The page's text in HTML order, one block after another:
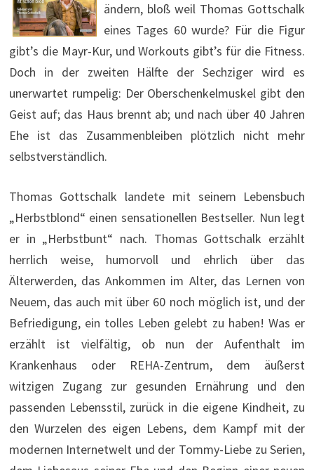
ändern, bloß weil Thomas Gottschalk
eines Tages 60 wurde? Für die Figur
gibt’s die Mayr-Kur, und Workouts gibt’s für die Fitness.
Doch in der zweiten Hälfte der Sechziger wird es
unerwartet rumpelig: Der Oberschenkelmuskel gibt den
Geist auf; das Haus brennt ab; und nach über 40 Jahren
Ehe ist das Zusammenbleiben plötzlich nicht mehr
selbstverständlich.
Thomas Gottschalk landete mit seinem Lebensbuch
„Herbstblond“ einen sensationellen Bestseller. Nun legt
er in „Herbstbunt“ nach. Thomas Gottschalk erzählt
herrlich weise, humorvoll und ehrlich über das
Älterwerden, das Ankommen im Alter, das Lernen von
Neuem, das auch mit über 60 noch möglich ist, und der
Befriedigung, ein tolles Leben gelebt zu haben! Was er
erzählt ist vielfältig, ob nun der Aufenthalt im
Krankenhaus oder REHA-Zentrum, dem äußerst
witzigen Zugang zur gesunden Ernährung und den
passenden Lebensstil, zurück in die eigene Kindheit, zu
den Wurzelen des eigen Lebens, dem Kampf mit der
modernen Internetwelt und der Tommy-Liebe zu Serien,